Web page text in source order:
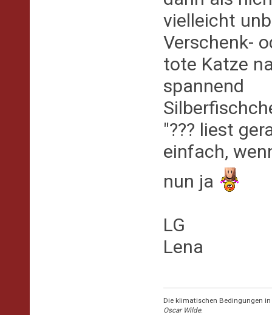
vielleicht
Verschenk-
tote Katze
spannend
"??? liest
einfach,
nun ja
LG
Lena
Die klimatischen Bedingungen
Oscar Wilde.